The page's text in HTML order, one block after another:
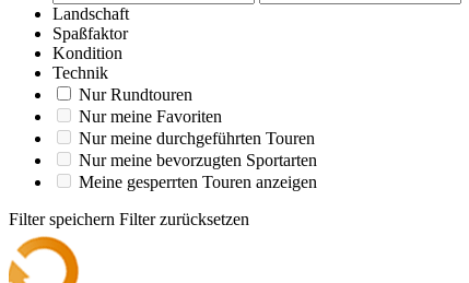
Landschaft
Spaßfaktor
Kondition
Technik
Nur Rundtouren
Nur meine Favoriten
Nur meine durchgeführten Touren
Nur meine bevorzugten Sportarten
Meine gesperrten Touren anzeigen
Filter speichern Filter zurücksetzen